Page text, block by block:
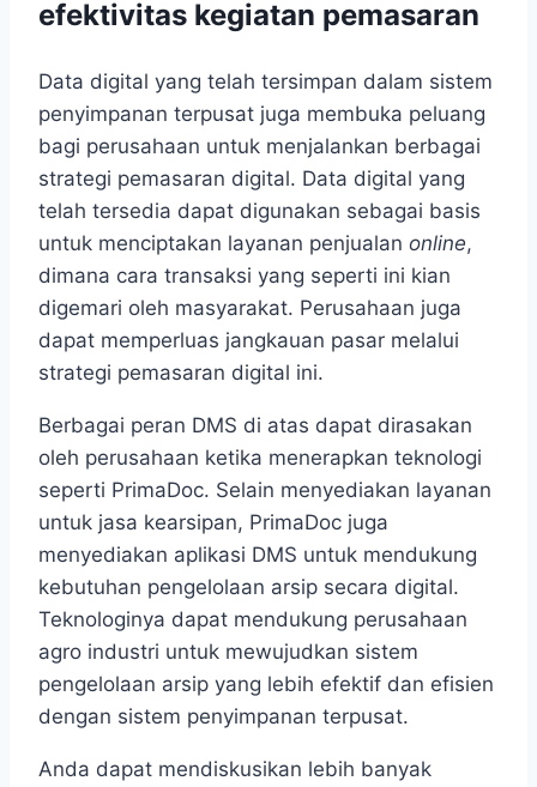
efektivitas kegiatan pemasaran
Data digital yang telah tersimpan dalam sistem
penyimpanan terpusat juga membuka peluang
bagi perusahaan untuk menjalankan berbagai
strategi pemasaran digital. Data digital yang
telah tersedia dapat digunakan sebagai basis
untuk menciptakan layanan penjualan online,
dimana cara transaksi yang seperti ini kian
digemari oleh masyarakat. Perusahaan juga
dapat memperluas jangkauan pasar melalui
strategi pemasaran digital ini.
Berbagai peran DMS di atas dapat dirasakan
oleh perusahaan ketika menerapkan teknologi
seperti PrimaDoc. Selain menyediakan layanan
untuk jasa kearsipan, PrimaDoc juga
menyediakan aplikasi DMS untuk mendukung
kebutuhan pengelolaan arsip secara digital.
Teknologinya dapat mendukung perusahaan
agro industri untuk mewujudkan sistem
pengelolaan arsip yang lebih efektif dan efisien
dengan sistem penyimpanan terpusat.
Anda dapat mendiskusikan lebih banyak